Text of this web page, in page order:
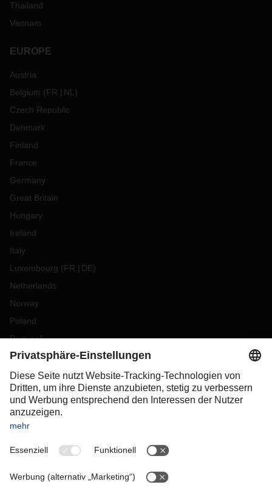
Thailand
Vietnam
EUROPE
Austria
Belgium (FR NL )
Czech Republic
Denmark
Finland
France
Germany
Great Britain
Hungary
Ireland
Italy
Luxembourg (FR DE)
Netherlands
Norway
Poland
Portugal
Romania
Slovakia
Spain
Sweden
Switzerland
OCEANIA